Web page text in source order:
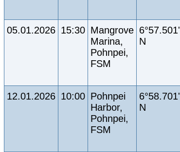
05.01.2026 15:30 Mangrove
Marina,
Pohnpei,
FSM
6°57.501'
N
12.01.2026 10:00 Pohnpei
Harbor,
Pohnpei,
FSM
6°58.701'
N